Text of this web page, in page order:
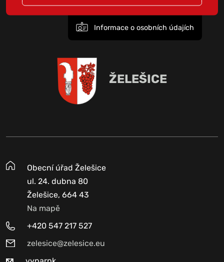
Informace o osobních údajích
ŽELEŠICE
Obecní úřad Želešice
ul. 24. dubna 80
Želešice, 664 43
Na mapě
+420 547 217 527
zelesice@zelesice.eu